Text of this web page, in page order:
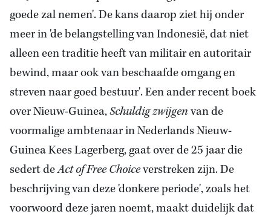
goede zal nemen'. Dekansdaarop ziet hij onder
meer in 'de belangstelling van Indonesië, dat niet
alleen een traditie heeft van militair en autoritair
bewind, maar ook van beschaafde omgang en
streven naar goed bestuur'. Een ander recent boek
over Nieuw-Guinea,Schuldig zwijgenvan de
voormalige ambtenaar in Nederlands Nieuw-
Guinea Kees Lagerberg, gaat over de 25 jaar die
sedert deAct of Free Choiceverstreken zijn. De
beschrijving van deze 'donkere periode', zoals het
voorwoord deze jaren noemt, maakt duidelijk dat